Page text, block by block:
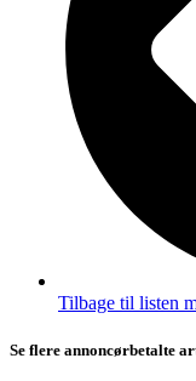
Tilbage til listen
Se flere annoncørbetalte